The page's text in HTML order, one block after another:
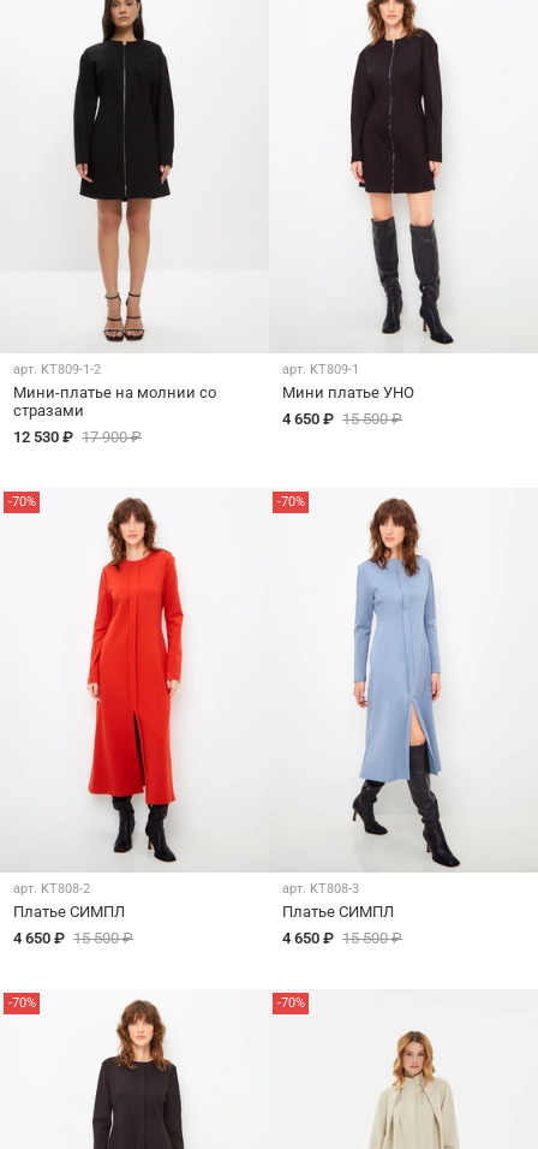
арт. KT809-1-2
Мини-платье на молнии со
стразами
12 530 ₽ 17 900 ₽
арт. KT809-1
Мини платье УНО
4 650 ₽ 15 500 ₽
-70%
арт. KT808-2
Платье СИМПЛ
4 650 ₽ 15 500 ₽
-70%
арт. KT808-3
Платье СИМПЛ
4 650 ₽ 15 500 ₽
-70% -70%